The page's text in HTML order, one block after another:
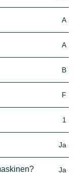
A
A
B
F
1
Ja
Ja